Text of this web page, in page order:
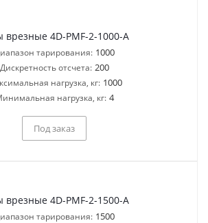
врезные 4D-PMF-2-1000-A
тарирования: 1000
Дискретность отсчета: 200
нагрузка, кг: 1000
нагрузка, кг: 4
Под заказ
врезные 4D-PMF-2-1500-A
тарирования: 1500